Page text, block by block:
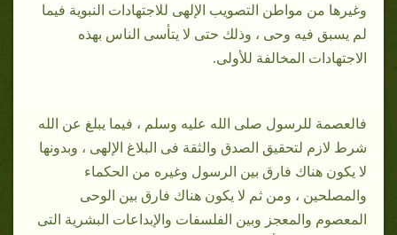
وغيرها من مواطن التصويب الإلهى للاجتهادات النبوية فيما
لم يسبق فيه وحى ، وذلك حتى لا يتأسى الناس بهذه
الاجتهادات المخالفة للأولى.
فالعصمة للرسول صلى الله عليه وسلم ، فيما يبلغ عن الله
شرط لازم لتحقيق الصدق والثقة فى البلاغ الإلهى ، وبدونها
لا يكون هناك فارق بين الرسول وغيره من الحكماء
والمصلحين ، ومن ثم لا يكون هناك فارق بين الوحى
المعصوم والمعجز وبين الفلسفات والإبداعات البشرية التى